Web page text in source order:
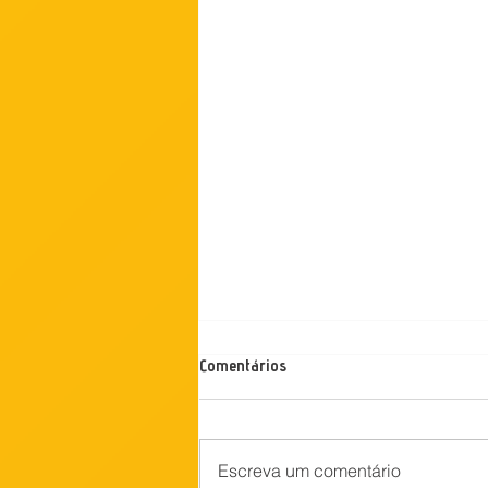
Comentários
Escreva um comentário